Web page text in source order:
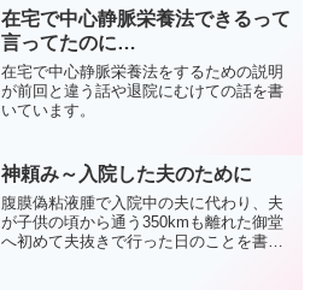
在宅で中心静脈栄養法できるって
言ってたのに…
在宅で中心静脈栄養法をするための説明
が前回と違う話や退院にむけての話を書
いています。
神頼み～入院した夫のために
腹膜偽粘液腫で入院中の夫に代わり、夫
が子供の頃から通う350kmも離れた御堂
へ初めて夫抜きで行った日のことを書い